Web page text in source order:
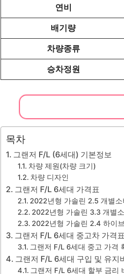
연비
배기량
차량종류
승차정원
목차
그랜저 F/L (6세대) 기본정보
차량 제원(차량 크기)
차량 디자인
그랜저 F/L 6세대 가격표
2022년형 가솔린 2.5 개별
2022년형 가솔린 3.3 개별
2022년형 가솔린 2.4 하이
그랜저 F/L 6세대 중고차 가격표
그랜저 F/L 6세대 중고 가격
그랜저 F/L 6세대 구입 및 유지
그랜저 F/L 6세대 할부 금리